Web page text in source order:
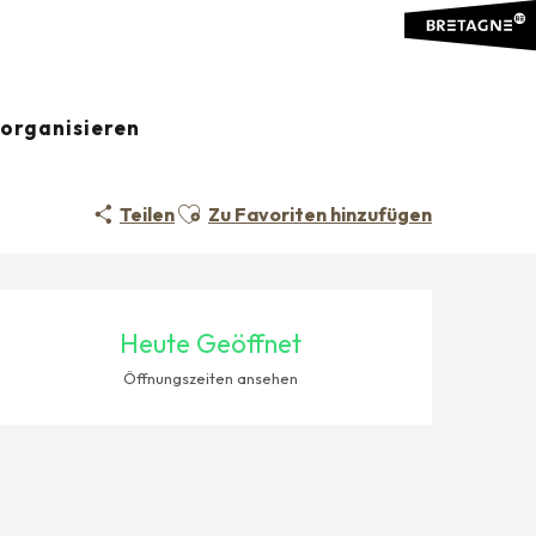
TeilenAjouter aux favoris
Zu Favoriten hinzufügen
Heute Geöffnet
Öffnungszeiten ansehen